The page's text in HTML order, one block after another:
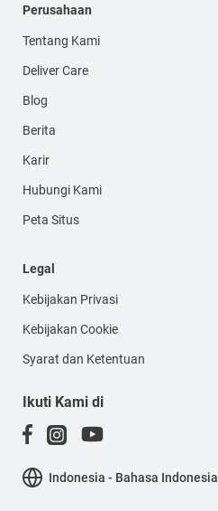
Perusahaan
Tentang Kami
Deliver Care
Blog
Berita
Karir
Hubungi Kami
Peta Situs
Legal
Kebijakan Privasi
Kebijakan Cookie
Syarat dan Ketentuan
Ikuti Kami di
Indonesia - Bahasa Indonesia